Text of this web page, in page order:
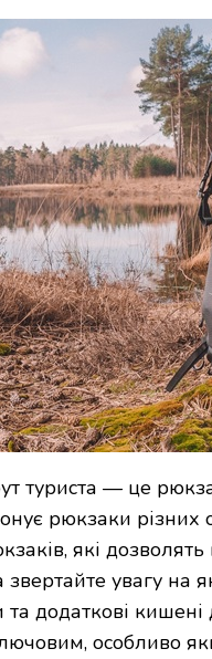
туриста — це
рюкзаки різних
які
увагу на
додаткові
особливо